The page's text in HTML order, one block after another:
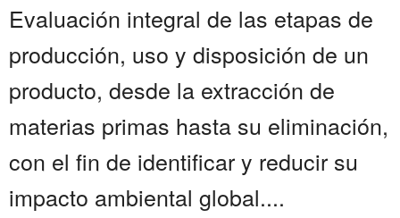
Evaluación integral de las etapas de
producción, uso y disposición de un
producto, desde la extracción de
materias primas hasta su eliminación,
con el fin de identificar y reducir su
impacto ambiental global....